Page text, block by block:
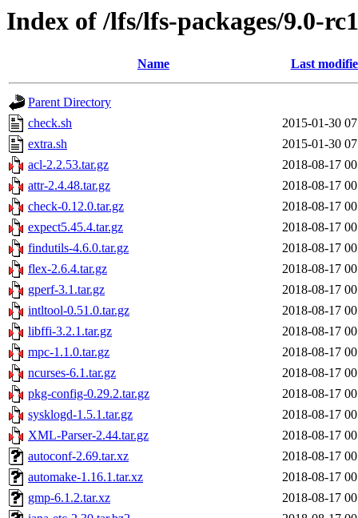
Index of /lfs/lfs-packages/9.0-rc1
Name Last
Parent Directory
check.sh
2015-01-30
extra.sh
2015-01-30
acl-2.2.53.tar.gz
2018-08-17
attr-2.4.48.tar.gz
2018-08-17
check-0.12.0.tar.gz
2018-08-17
expect5.45.4.tar.gz
2018-08-17
findutils-4.6.0.tar.gz
2018-08-17
flex-2.6.4.tar.gz
2018-08-17
gperf-3.1.tar.gz
2018-08-17
intltool-0.51.0.tar.gz
2018-08-17
libffi-3.2.1.tar.gz
2018-08-17
mpc-1.1.0.tar.gz
2018-08-17
ncurses-6.1.tar.gz
2018-08-17
pkg-config-0.29.2.tar.gz
2018-08-17
sysklogd-1.5.1.tar.gz
2018-08-17
XML-Parser-2.44.tar.gz
2018-08-17
autoconf-2.69.tar.xz
2018-08-17
automake-1.16.1.tar.xz
2018-08-17
gmp-6.1.2.tar.xz
2018-08-17